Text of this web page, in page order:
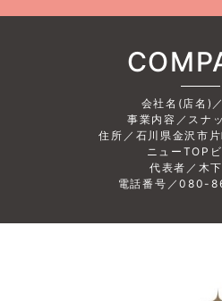
会社名(店名)
事業内容／スナ
住所／石川県金沢市
ニューTOP
代表者／木
電話番号／080-